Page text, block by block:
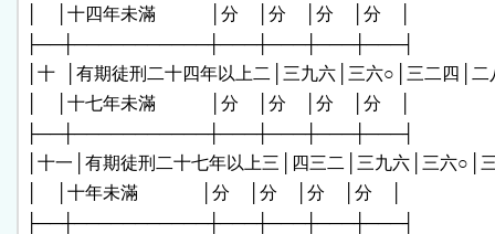
│    │十四年未滿            │分    │分    │分    │分    │
├──┼───────────┼───┼───┼───┼───┤
│十  │有期徒刑二十四年以上二│三九六│三六○│三二四│二
│    │十七年未滿            │分    │分    │分    │分    │
├──┼───────────┼───┼───┼───┼───┤
│十一│有期徒刑二十七年以上三│四三二│三九六│三六○│
│    │十年未滿              │分    │分    │分    │分    │
├──┼───────────┼───┼───┼───┼───┤